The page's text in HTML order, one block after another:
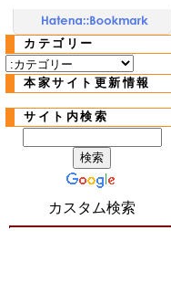
カテゴリー
本家サイト更新情報
サイト内検索
カスタム検索